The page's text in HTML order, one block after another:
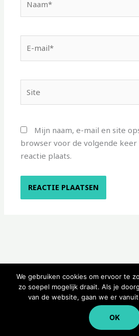
mail*
Mijn naam, e-mail en site
browser voor de volgende
reactie plaats.
Copyright © 2026
We gebruiken cookies om ervoor te
zo soepel mogelijk draait. Als je
van de website, gaan we er
OK